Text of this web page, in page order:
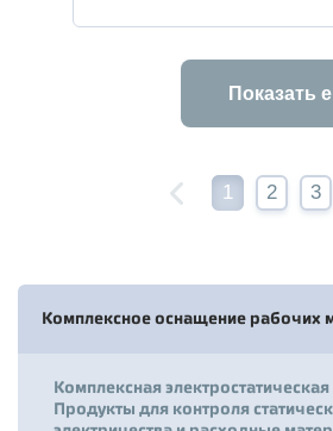
Показать
1 2 3
Комплексное оснащение рабочих
Комплексная
Продукты для контроля